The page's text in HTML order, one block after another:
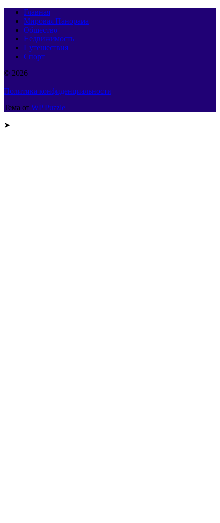
Главная
Мировая Панорама
Общество
Недвижимость
Путешествия
Спорт
© 2026
Политика конфиденциальности
Тема от WP Puzzle
➤